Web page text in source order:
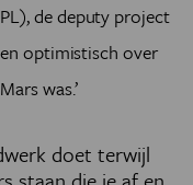
de deputy project
optimistisch over
was.’
doet terwijl